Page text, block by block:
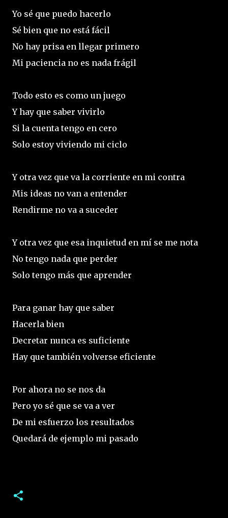
Yo sé que puedo hacerlo
Sé bien que no está fácil
No hay prisa en llegar primero
Mi paciencia no es nada frágil
Todo esto es como un juego
Y hay que saber vivirlo
Si la cuenta tengo en cero
Solo estoy viviendo mi ciclo
Y otra vez que va la corriente en mi contra
Mis ideas no van a entender
Rendirme no va a suceder
Y otra vez que esa inquietud en mí se me nota
No tengo nada que perder
Solo tengo más que aprender
Para ganar hay que saber
Hacerla bien
Decretar nunca es suficiente
Hay que también volverse eficiente
Por ahora no se nos da
Pero yo sé que se va a ver
De mi esfuerzo los resultados
Quedará de ejemplo mi pasado